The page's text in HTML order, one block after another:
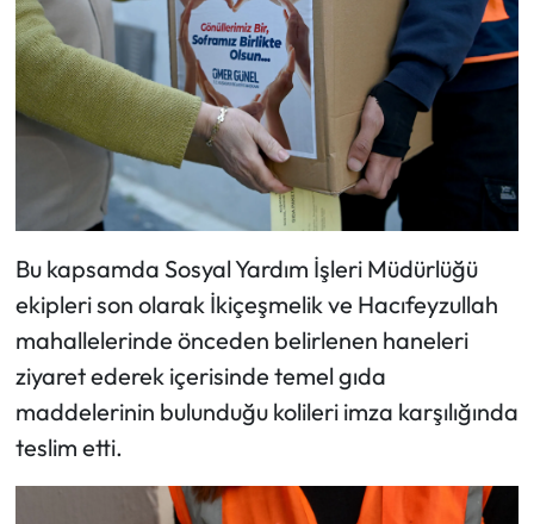
Bu kapsamda Sosyal Yardım İşleri Müdürlüğü
ekipleri son olarak İkiçeşmelik ve Hacıfeyzullah
mahallelerinde önceden belirlenen haneleri
ziyaret ederek içerisinde temel gıda
maddelerinin bulunduğu kolileri imza karşılığında
teslim etti.